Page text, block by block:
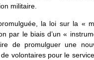
militaire.
la loi sur la «
par le biais d’un «
de promulguer une
volontaires pour le